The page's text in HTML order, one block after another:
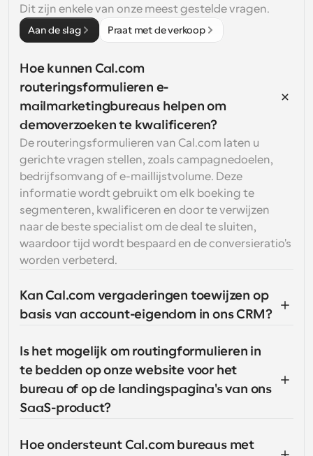
Dit zijn enkele van onze meest gestelde vragen.
Aan de slag Praat met de verkoop
Hoe kunnen Cal.com
routeringsformulieren e-
mailmarketingbureaus helpen om
demoverzoeken te kwalificeren?
De routeringsformulieren van Cal.com laten u
gerichte vragen stellen, zoals campagnedoelen,
bedrijfsomvang of e-maillijstvolume. Deze
informatie wordt gebruikt om elk boeking te
segmenteren, kwalificeren en door te verwijzen
naar de beste specialist om de deal te sluiten,
waardoor tijd wordt bespaard en de conversieratio's
worden verbeterd.
Kan Cal.com vergaderingen toewijzen op
basis van account-eigendom in ons CRM?
Is het mogelijk om routingformulieren in
te bedden op onze website voor het
bureau of op de landingspagina's van ons
SaaS-product?
Hoe ondersteunt Cal.com bureaus met